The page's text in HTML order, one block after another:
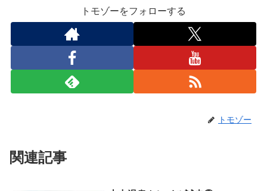
トモゾーをフォローする
トモゾー
関連記事